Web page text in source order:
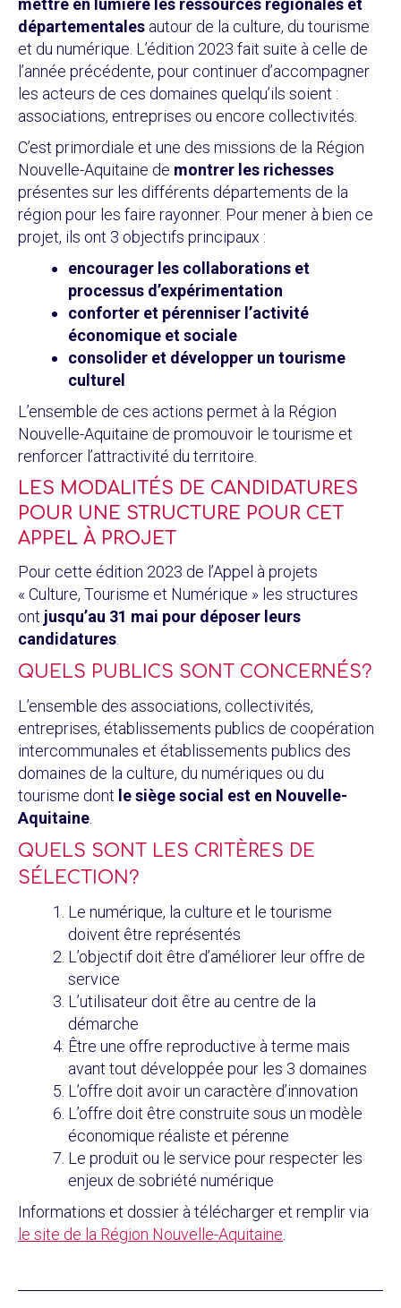
mettre en lumière les ressources régionales et
départementales autour de la culture, du tourisme
et du numérique. L’édition 2023 fait suite à celle de
l’année précédente, pour continuer d’accompagner
les acteurs de ces domaines quelqu’ils soient :
associations, entreprises ou encore collectivités.
C’est primordiale et une des missions de la Région
Nouvelle-Aquitaine de montrer les richesses
présentes sur les différents départements de la
région pour les faire rayonner. Pour mener à bien ce
projet, ils ont 3 objectifs principaux :
encourager les collaborations et
processus d’expérimentation
conforter et pérenniser l’activité
économique et sociale
consolider et développer un tourisme
culturel
L’ensemble de ces actions permet à la Région
Nouvelle-Aquitaine de promouvoir le tourisme et
renforcer l’attractivité du territoire.
LES MODALITÉS DE CANDIDATURES
POUR UNE STRUCTURE POUR CET
APPEL À PROJET
Pour cette édition 2023 de l’Appel à projets
« Culture, Tourisme et Numérique » les structures
ont jusqu’au 31 mai pour déposer leurs
candidatures
QUELS PUBLICS SONT CONCERNÉS?
L’ensemble des associations, collectivités,
entreprises, établissements publics de coopération
intercommunales et établissements publics des
domaines de la culture, du numériques ou du
tourisme dont le siège social est en Nouvelle-
Aquitaine
QUELS SONT LES CRITÈRES DE
SÉLECTION?
Le numérique, la culture et le tourisme
doivent être représentés
L’objectif doit être d’améliorer leur offre de
service
L’utilisateur doit être au centre de la
démarche
Être une offre reproductive à terme mais
avant tout développée pour les 3 domaines
L’offre doit avoir un caractère d’innovation
L’offre doit être construite sous un modèle
économique réaliste et pérenne
Le produit ou le service pour respecter les
enjeux de sobriété numérique
Informations et dossier à télécharger et remplir via
le site de la Région Nouvelle-Aquitaine